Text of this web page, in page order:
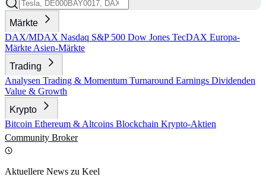
Märkte
DAX/MDAX Nasdaq S&P 500 Dow Jones TecDAX Europa-
Märkte Asien-Märkte
Trading
Analysen Trading & Momentum Turnaround Earnings Dividenden
Value & Growth
Krypto
Bitcoin Ethereum & Altcoins Blockchain Krypto-Aktien
Community Broker
Aktuellere News zu Keel